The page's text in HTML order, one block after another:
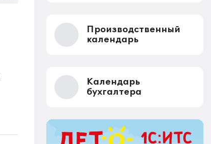
Производственный
календарь
Календарь
бухгалтера